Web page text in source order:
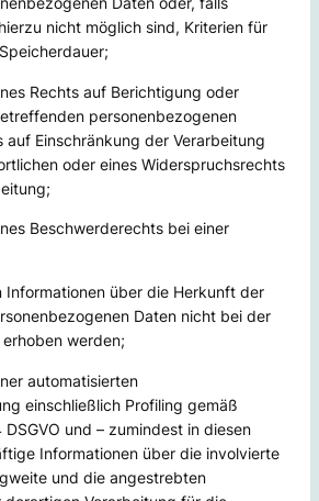
nicht möglich sind, Kriterien für
Rechts auf Berichtigung oder
personenbezogenen
auf Einschränkung der Verarbeitung
oder eines Widerspruchsrechts
Beschwerderechts bei einer
Informationen über die Herkunft der
Daten nicht bei der
werden;
automatisierten
einschließlich Profiling gemäß
und – zumindest in diesen
Informationen über die involvierte
und die angestrebten